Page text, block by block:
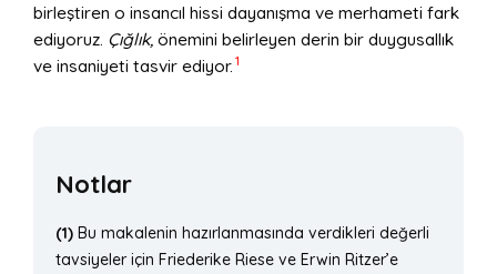
birleştiren o insancıl hissi dayanışma ve merhameti fark
ediyoruz. Çığlık, önemini belirleyen derin bir duygusallık
ve insaniyeti tasvir ediyor. 1
Notlar
(1) Bu makalenin hazırlanmasında verdikleri değerli
tavsiyeler için Friederike Riese ve Erwin Ritzer’e